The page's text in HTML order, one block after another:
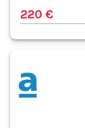
220 €